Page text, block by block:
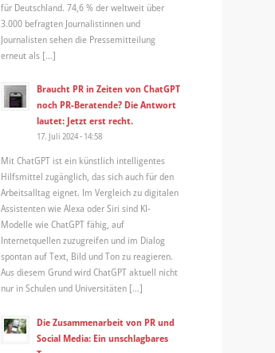
für Deutschland. 74,6 % der weltweit über
3.000 befragten Journalistinnen und
Journalisten sehen die Pressemitteilung
erneut als […]
Braucht PR in Zeiten von ChatGPT
noch PR-Beratende? Die Antwort
lautet: Jetzt erst recht.
17. Juli 2024 - 14:58
Mit ChatGPT ist ein künstlich intelligentes
Hilfsmittel zugänglich, das sich auch für den
Arbeitsalltag eignet. Im Vergleich zu digitalen
Assistenten wie Alexa oder Siri sind KI-
Modelle wie ChatGPT fähig, auf
Internetquellen zuzugreifen und im Dialog
spontan auf Text, Bild und Ton zu reagieren.
Aus diesem Grund wird ChatGPT aktuell nicht
nur in Schulen und Universitäten […]
Die Zusammenarbeit von PR und
Social Media: Ein unschlagbares